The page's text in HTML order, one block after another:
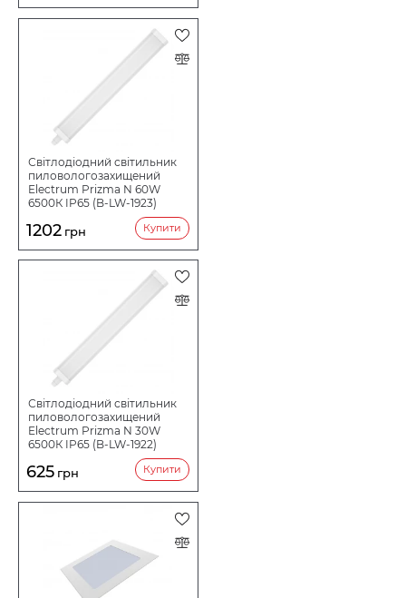
Світлодіодний світильник
пиловологозахищений
Electrum Prizma N 60W
6500К IP65 (B-LW-1923)
1202 грн Купити
Світлодіодний світильник
пиловологозахищений
Electrum Prizma N 30W
6500К IP65 (B-LW-1922)
625 грн Купити